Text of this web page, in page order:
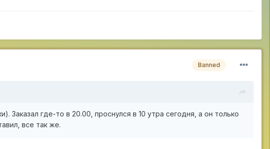
Banned
Заказал где-то в 20.00, проснулся в 10 утра сегодня, а он только
все так же.